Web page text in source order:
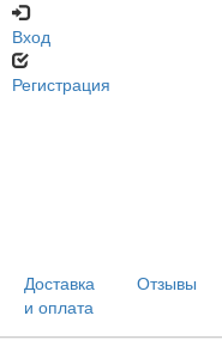
Вход
Регистрация
Доставка
и оплата
Отзывы